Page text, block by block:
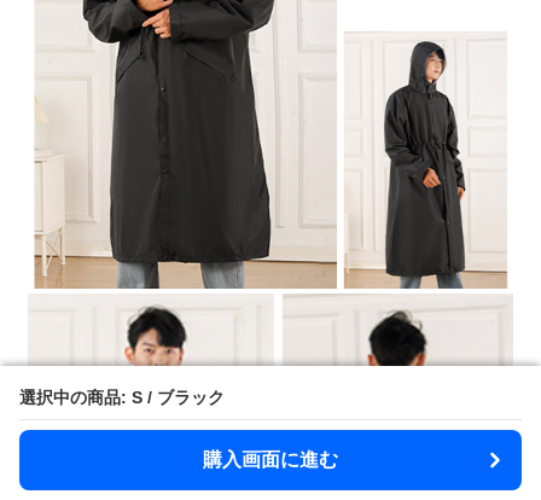
選択中の商品: S / ブラック
購入画面に進む
選択中の商品: S / ブラック
購入画面に進む